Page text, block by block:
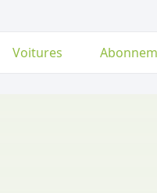
Voitures